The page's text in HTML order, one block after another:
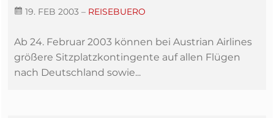
19. FEB 2003 – REISEBUERO
Ab 24. Februar 2003 können bei Austrian Airlines
größere Sitzplatzkontingente auf allen Flügen
nach Deutschland sowie...